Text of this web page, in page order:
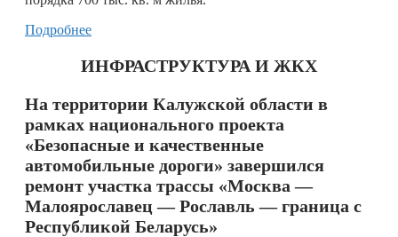
Подробнее
ИНФРАСТРУКТУРА И ЖКХ
На территории Калужской области в
рамках национального проекта
«Безопасные и качественные
автомобильные дороги» завершился
ремонт участка трассы «Москва —
Малоярославец — Рославль — граница с
Республикой Беларусь»